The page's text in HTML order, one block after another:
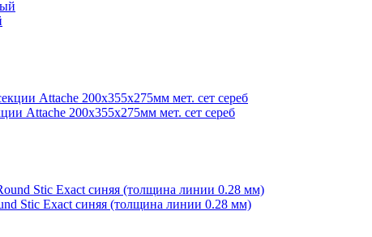
Attache 200x355x275мм мет. сет сереб
Stic Exact синяя (толщина линии 0.28 мм)